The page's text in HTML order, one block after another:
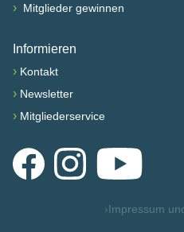
› Mitglieder gewinnen
Informieren
› Kontakt
› Newsletter
› Mitgliederservice
FacebookInstagramYouTube
›Impressum